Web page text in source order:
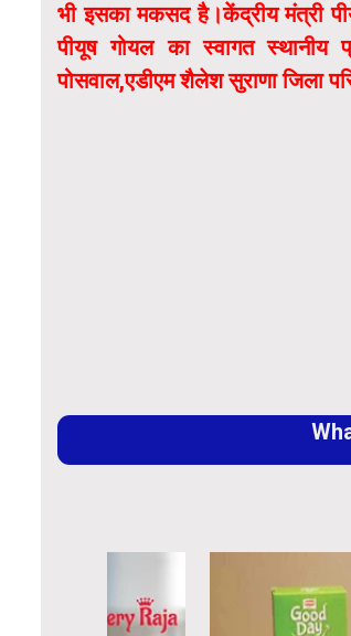
भी इसका मकसद है।केंद्रीय मंत्री
पीयूष गोयल का स्वागत स्थानीय
पोसवाल,एडीएम शैलेश सुराणा जिला